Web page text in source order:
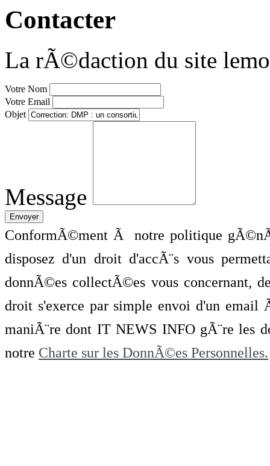
Contacter
La rÃ©daction du site
Votre Nom
Votre Email
Objet
Message
ConformÃ©ment Ã notre politique
disposez d'un droit d'accÃ¨s vous
donnÃ©es collectÃ©es vous concernant,
droit s'exerce par simple envoi d'un
maniÃ¨re dont IT NEWS INFO gÃ¨re les
notre Charte sur les DonnÃ©es Personnelles.